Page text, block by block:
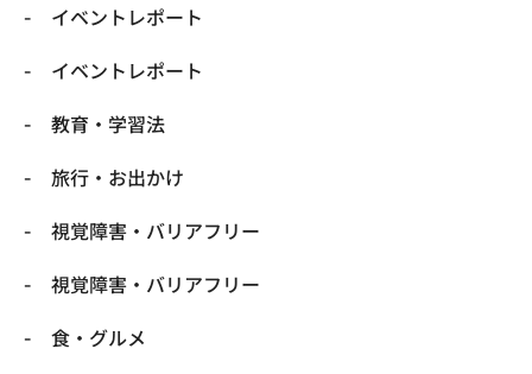
​イベントレポート
​イベントレポート
​教育・学習法
​旅行・お出かけ
​視覚障害・バリアフリー
​視覚障害・バリアフリー
​食・グルメ